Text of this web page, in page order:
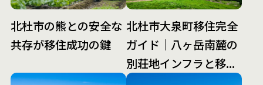
北杜市の熊との安全な
共存が移住成功の鍵
北杜市大泉町移住完全
ガイド｜八ヶ岳南麓の
別荘地インフラと移...